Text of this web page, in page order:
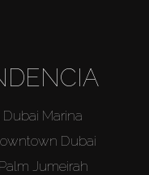
Marina
Dubai
Jumeirah